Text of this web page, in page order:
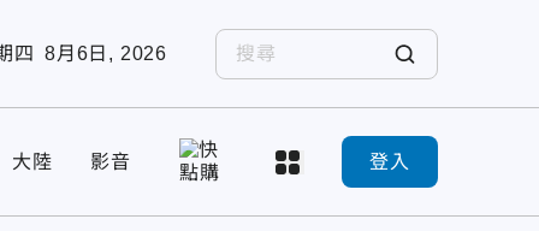
四 8月6日, 2026
大陸 影音 登入